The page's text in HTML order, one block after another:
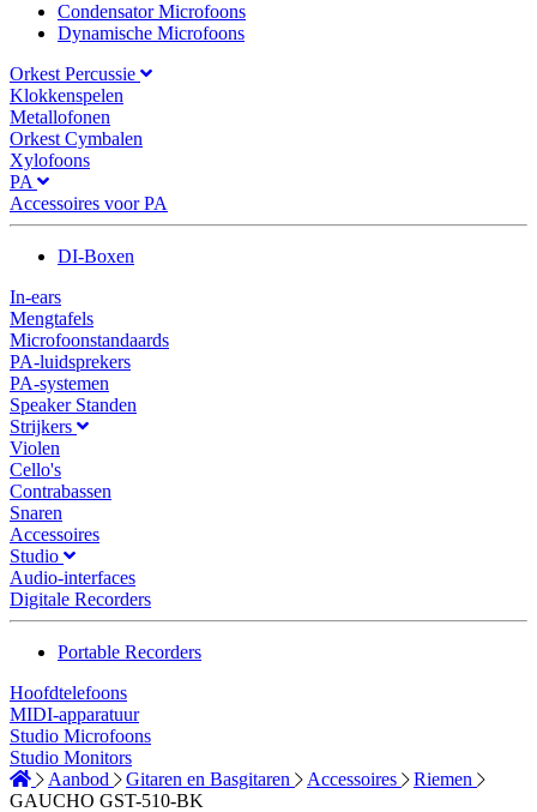
Condensator Microfoons
Dynamische Microfoons
Orkest Percussie
Klokkenspelen
Metallofonen
Orkest Cymbalen
Xylofoons
PA
Accessoires voor PA
DI-Boxen
In-ears
Mengtafels
Microfoonstandaards
PA-luidsprekers
PA-systemen
Speaker Standen
Strijkers
Violen
Cello's
Contrabassen
Snaren
Accessoires
Studio
Audio-interfaces
Digitale Recorders
Portable Recorders
Hoofdtelefoons
MIDI-apparatuur
Studio Microfoons
Studio Monitors
Aanbod
Gitaren en Basgitaren Accessoires
Riemen
GAUCHO GST-510-BK